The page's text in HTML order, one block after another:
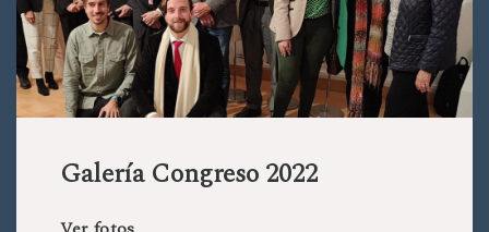
Galería Congreso 2022